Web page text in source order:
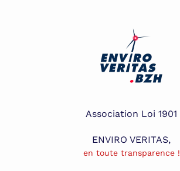
Association Loi 1901
ENVIRO VERITAS,
en toute transparence !